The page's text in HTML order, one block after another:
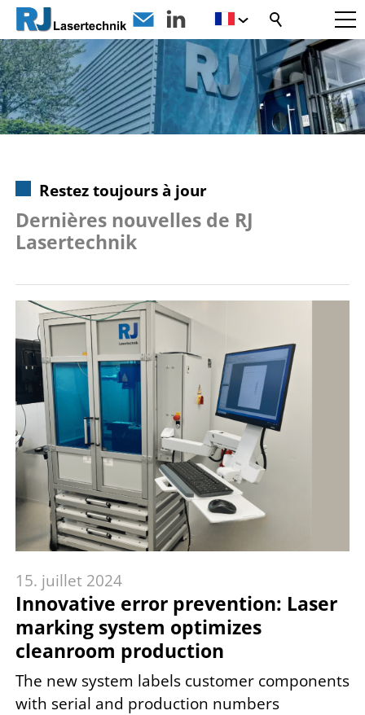
Restez toujours à jour
Dernières nouvelles de RJ
Lasertechnik
15. juillet 2024
Innovative error prevention: Laser
marking system optimizes
cleanroom production
The new system labels customer components
with serial and production numbers